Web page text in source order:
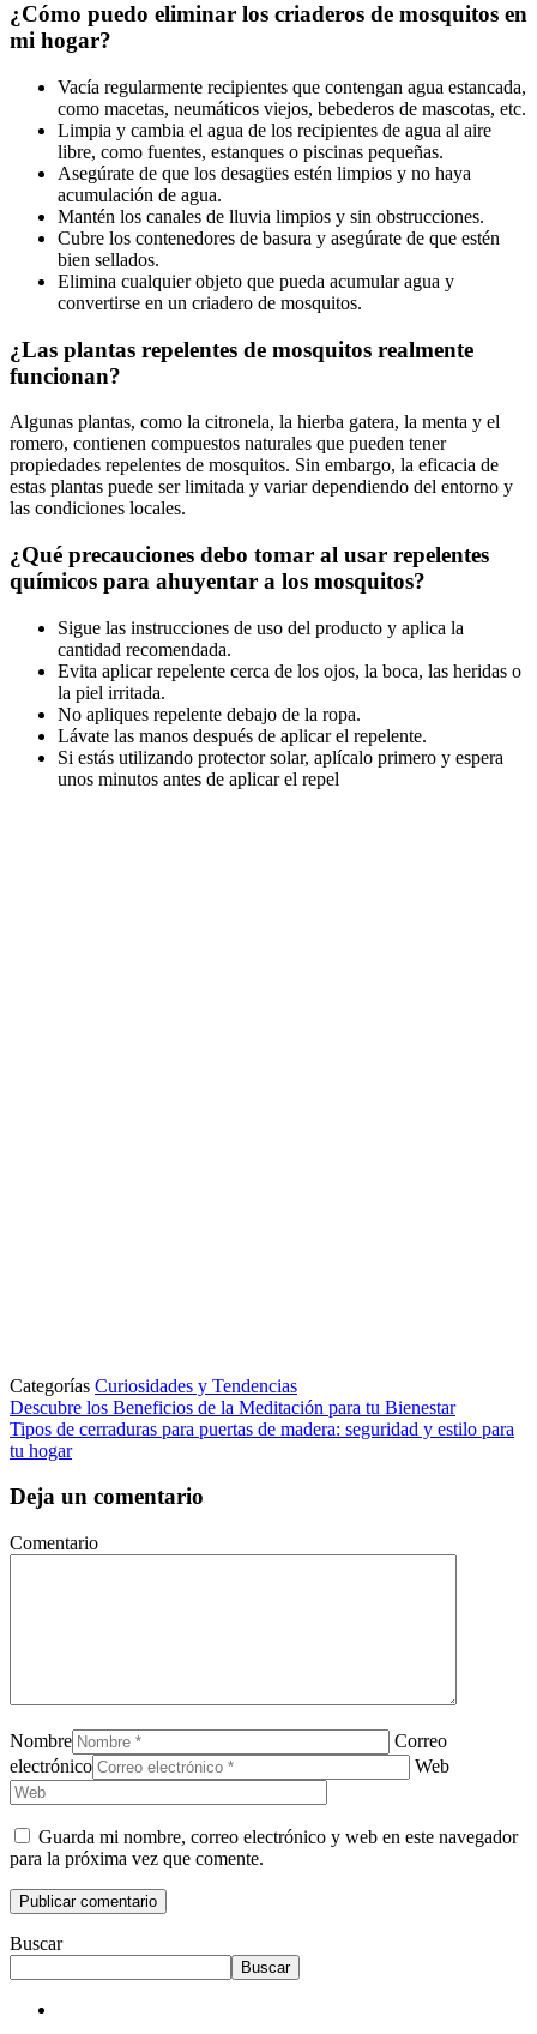
¿Cómo puedo eliminar los criaderos de mosquitos en
mi hogar?
Vacía regularmente recipientes que contengan agua estancada,
como macetas, neumáticos viejos, bebederos de mascotas, etc.
Limpia y cambia el agua de los recipientes de agua al aire
libre, como fuentes, estanques o piscinas pequeñas.
Asegúrate de que los desagües estén limpios y no haya
acumulación de agua.
Mantén los canales de lluvia limpios y sin obstrucciones.
Cubre los contenedores de basura y asegúrate de que estén
bien sellados.
Elimina cualquier objeto que pueda acumular agua y
convertirse en un criadero de mosquitos.
¿Las plantas repelentes de mosquitos realmente
funcionan?
Algunas plantas, como la citronela, la hierba gatera, la menta y el
romero, contienen compuestos naturales que pueden tener
propiedades repelentes de mosquitos. Sin embargo, la eficacia de
estas plantas puede ser limitada y variar dependiendo del entorno y
las condiciones locales.
¿Qué precauciones debo tomar al usar repelentes
químicos para ahuyentar a los mosquitos?
Sigue las instrucciones de uso del producto y aplica la
cantidad recomendada.
Evita aplicar repelente cerca de los ojos, la boca, las heridas o
la piel irritada.
No apliques repelente debajo de la ropa.
Lávate las manos después de aplicar el repelente.
Si estás utilizando protector solar, aplícalo primero y espera
unos minutos antes de aplicar el repel
Categorías Curiosidades y Tendencias
Descubre los Beneficios de la Meditación para tu Bienestar
Tipos de cerraduras para puertas de madera: seguridad y estilo para
tu hogar
Deja un comentario
Comentario
Nombre
Correo
electrónico
Web
Guarda mi nombre, correo electrónico y web en este navegador
para la próxima vez que comente.
Buscar
Buscar